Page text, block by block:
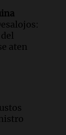
estafa
en
la
aten